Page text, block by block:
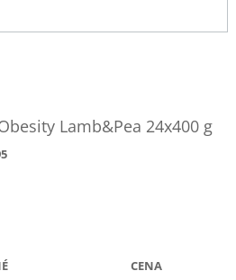
Lamb&Pea 24x400 g
CENA